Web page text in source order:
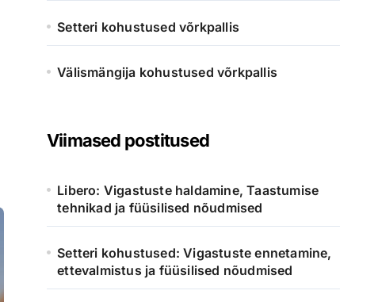
Setteri kohustused võrkpallis
Välismängija kohustused võrkpallis
Viimased postitused
Libero: Vigastuste haldamine, Taastumise
tehnikad ja füüsilised nõudmised
Setteri kohustused: Vigastuste ennetamine,
ettevalmistus ja füüsilised nõudmised